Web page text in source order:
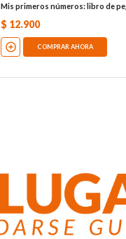
Mis primeros números: libro de
$ 12.900
COMPRAR AHORA